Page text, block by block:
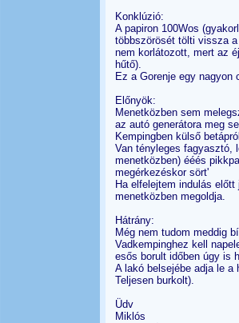
Konklúzió:
A papiron 100Wos
többszörösét tölti vissza
nem korlátozott, mert az
hűtő).
Ez a Gorenje egy nagyon
Előnyök:
Menetközben sem
az autó generátora meg
Kempingben külső
Van tényleges fagyasztó,
menetközben) ééés
megérkezéskor sört'
Ha elfelejtem indulás
menetközben megoldja.
Hátrány:
Még nem tudom meddig
Vadkempinghez kell
esős borult időben úgy is
A lakó belsejébe adja le a
Teljesen burkolt).
Üdv
Miklós